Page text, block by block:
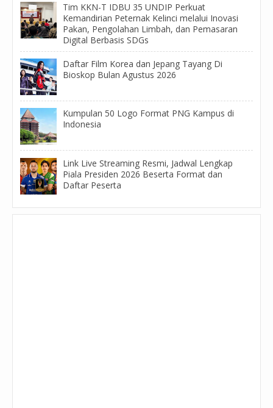
Tim KKN-T IDBU 35 UNDIP Perkuat
Kemandirian Peternak Kelinci melalui Inovasi
Pakan, Pengolahan Limbah, dan Pemasaran
Digital Berbasis SDGs
Daftar Film Korea dan Jepang Tayang Di
Bioskop Bulan Agustus 2026
Kumpulan 50 Logo Format PNG Kampus di
Indonesia
Link Live Streaming Resmi, Jadwal Lengkap
Piala Presiden 2026 Beserta Format dan
Daftar Peserta